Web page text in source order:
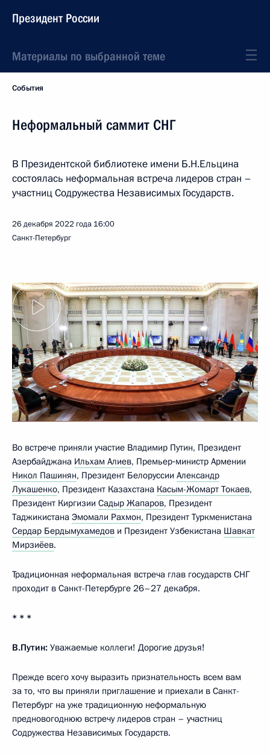
Президент России
Материалы по выбранной теме
События
Неформальный саммит СНГ
В Президентской библиотеке имени Б.Н.Ельцина
состоялась неформальная встреча лидеров стран –
участниц Содружества Независимых Государств.
26 декабря 2022 года 16:00
Санкт-Петербург
Во встрече приняли участие Владимир Путин, Президент
Азербайджана Ильхам Алиев, Премьер‑министр Армении
Никол Пашинян, Президент Белоруссии Александр
Лукашенко, Президент Казахстана Касым-Жомарт Токаев,
Президент Киргизии Садыр Жапаров, Президент
Таджикистана Эмомали Рахмон, Президент Туркменистана
Сердар Бердымухамедов и Президент Узбекистана Шавкат
Мирзиёев.
Традиционная неформальная встреча глав государств СНГ
проходит в Санкт-Петербурге 26–27 декабря.
* * *
В.Путин: Уважаемые коллеги! Дорогие друзья!
Прежде всего хочу выразить признательность всем вам
за то, что вы приняли приглашение и приехали в Санкт-
Петербург на уже традиционную неформальную
предновогоднюю встречу лидеров стран – участниц
Содружества Независимых Государств.